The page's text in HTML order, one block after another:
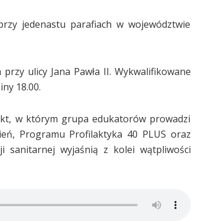
jedenastu parafiach w województwie
ulicy Jana Pawła II. Wykwalifikowane
18.00.
w którym grupa edukatorów prowadzi
Programu Profilaktyka 40 PLUS oraz
sanitarnej wyjaśnią z kolei wątpliwości